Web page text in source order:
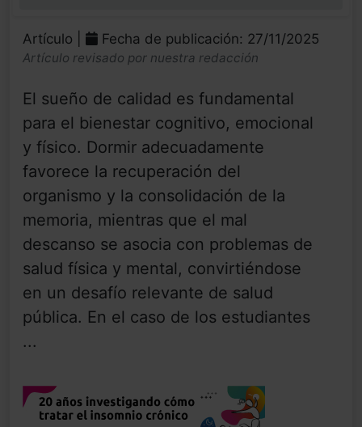
Artículo | Fecha de publicación: 27/11/2025
Artículo revisado por nuestra redacción
El sueño de calidad es fundamental
para el bienestar cognitivo, emocional
y físico. Dormir adecuadamente
favorece la recuperación del
organismo y la consolidación de la
memoria, mientras que el mal
descanso se asocia con problemas de
salud física y mental, convirtiéndose
en un desafío relevante de salud
pública. En el caso de los estudiantes
...